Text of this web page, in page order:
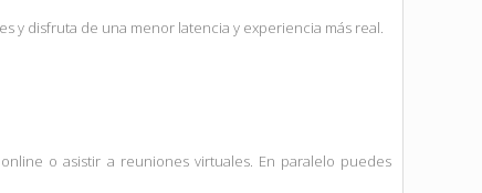
y disfruta de una menor latencia y experiencia más real.
o asistir a reuniones virtuales. En paralelo puedes